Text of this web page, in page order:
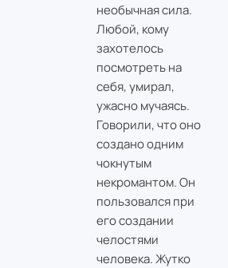
необычная сила.
Любой, кому
захотелось
посмотреть на
себя, умирал,
ужасно мучаясь.
Говорили, что оно
создано одним
чокнутым
некромантом. Он
пользовался при
его создании
челостями
человека. Жутко